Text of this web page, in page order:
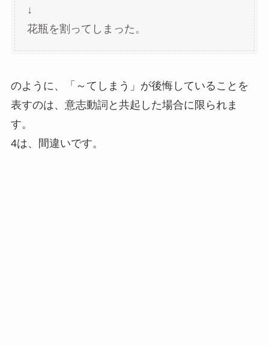
↓
花瓶を割ってしまった。
のように、「～てしまう」が後悔していることを
表すのは、意志動詞と共起した場合に限られま
す。
4は、間違いです。